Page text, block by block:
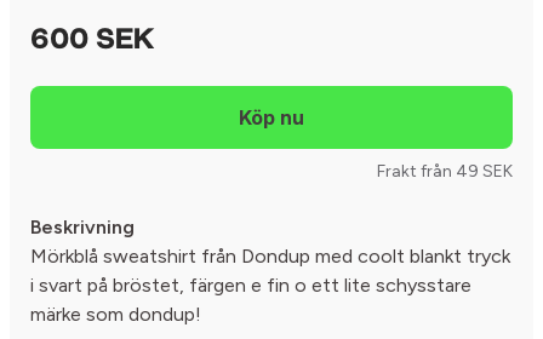
600 SEK
Frakt från 49 SEK
Beskrivning
Mörkblå sweatshirt från Dondup med coolt blankt tryck
i svart på bröstet, färgen e fin o ett lite schysstare
märke som dondup!